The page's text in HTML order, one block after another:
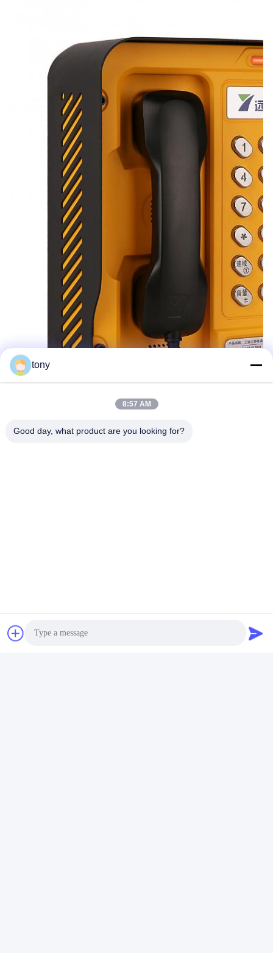
Industrielles VoIP-Telefon Wetterfest
tony
8:57 AM
Good day, what product are you looking for?